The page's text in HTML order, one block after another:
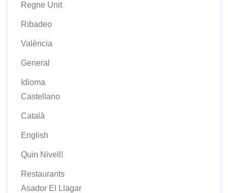
Regne Unit
Ribadeo
València
General
Idioma
Castellano
Català
English
Quin Nivell!
Restaurants
Asador El Llagar